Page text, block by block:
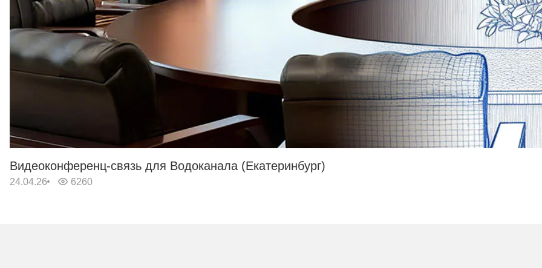
Видеоконференц-связь для Водоканала (Екатеринбург)
24.04.26 6260